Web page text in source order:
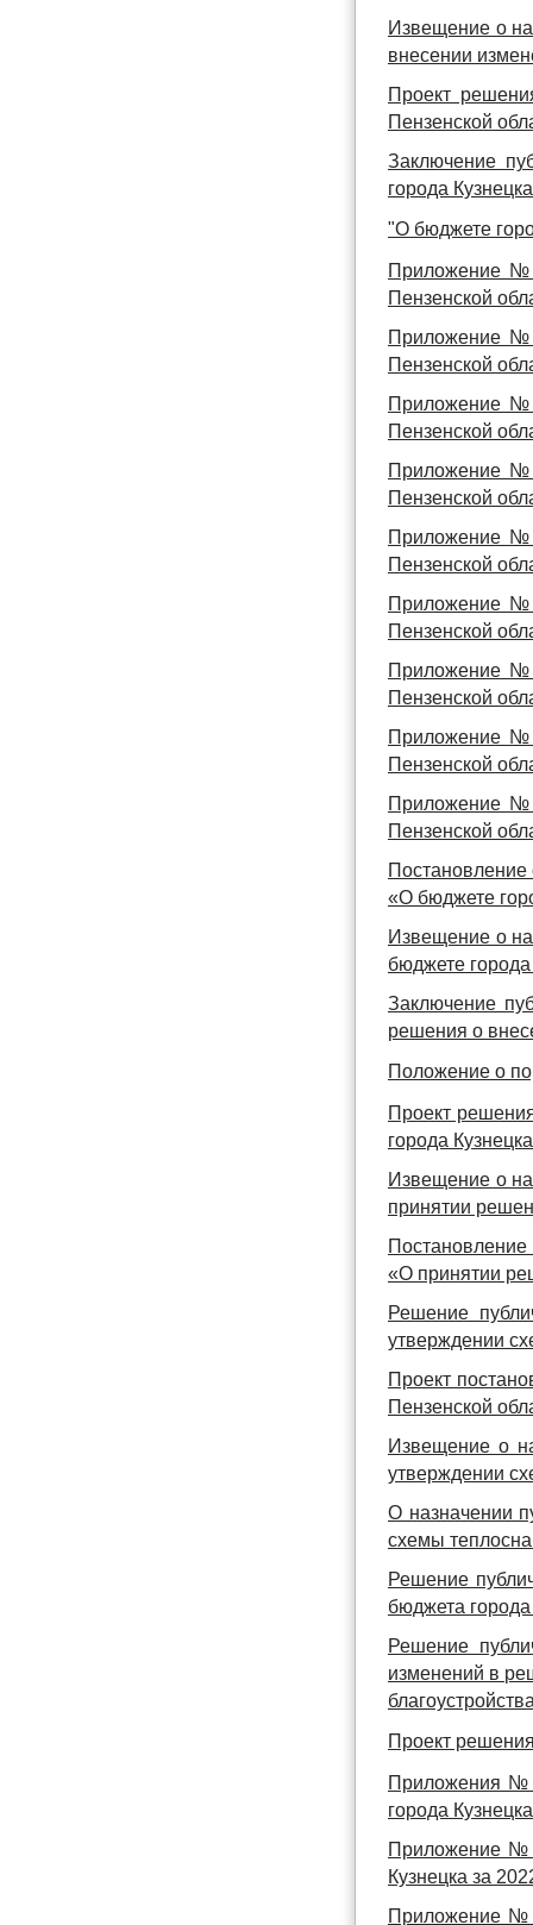
Извещение о
внесении
Проект
Пензенской
Заключение
города
"О бюджете
Приложение №
Пензенской
Приложение №
Пензенской
Приложение №
Пензенской
Приложение №
Пензенской
Приложение №
Пензенской
Приложение №
Пензенской
Приложение №
Пензенской
Приложение №
Пензенской
Приложение №
Пензенской
Постановление
«О бюджете
Извещение о
бюджете
Заключение
решения о
Положение о
Проект
города
Извещение о
принятии
«О принятии
Решение
утверждении
Проект
Пензенской
Извещение о
утверждении
О назначении
схемы
Решение
бюджета города
Решение
изменений в
Проект
Приложения №
города
Приложение №
Кузнецка за
Приложение №